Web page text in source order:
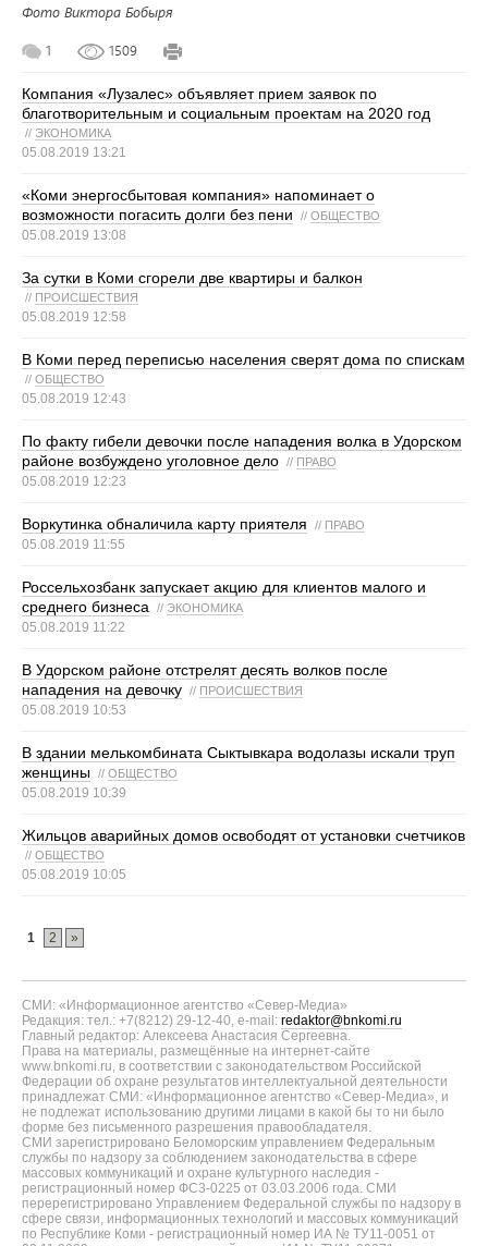
Фото Виктора Бобыря
1 1509
Компания «Лузалес» объявляет прием заявок по
благотворительным и социальным проектам на 2020 год
// ЭКОНОМИКА
05.08.2019 13:21
«Коми энергосбытовая компания» напоминает о
возможности погасить долги без пени
// ОБЩЕСТВО
05.08.2019 13:08
За сутки в Коми сгорели две квартиры и балкон
// ПРОИСШЕСТВИЯ
05.08.2019 12:58
В Коми перед переписью населения сверят дома по спискам
// ОБЩЕСТВО
05.08.2019 12:43
По факту гибели девочки после нападения волка в Удорском
районе возбуждено уголовное дело // ПРАВО
05.08.2019 12:23
Воркутинка обналичила карту приятеля // ПРАВО
05.08.2019 11:55
Россельхозбанк запускает акцию для клиентов малого и
среднего бизнеса
// ЭКОНОМИКА
05.08.2019 11:22
В Удорском районе отстрелят десять волков после
нападения на девочку // ПРОИСШЕСТВИЯ
05.08.2019 10:53
В здании мелькомбината Сыктывкара водолазы искали труп
женщины // ОБЩЕСТВО
05.08.2019 10:39
Жильцов аварийных домов освободят от установки счетчиков
// ОБЩЕСТВО
05.08.2019 10:05
1 2 »
СМИ: «Информационное агентство «Север-Медиа»
Редакция: тел.: +7(8212) 29-12-40, e-mail: redaktor@bnkomi.ru
Главный редактор: Алексеева Анастасия Сергеевна.
Права на материалы, размещённые на интернет-сайте
www.bnkomi.ru, в соответствии с законодательством Российской
Федерации об охране результатов интеллектуальной деятельности
принадлежат СМИ: «Информационное агентство «Север-Медиа», и
не подлежат использованию другими лицами в какой бы то ни было
форме без письменного разрешения правообладателя.
СМИ зарегистрировано Беломорским управлением Федеральным
службы по надзору за соблюдением законодательства в сфере
массовых коммуникаций и охране культурного наследия -
регистрационный номер ФС3-0225 от 03.03.2006 года. СМИ
перерегистрировано Управлением Федеральной службы по надзору в
сфере связи, информационных технологий и массовых коммуникаций
по Республике Коми - регистрационный номер ИА № ТУ11-0051 от